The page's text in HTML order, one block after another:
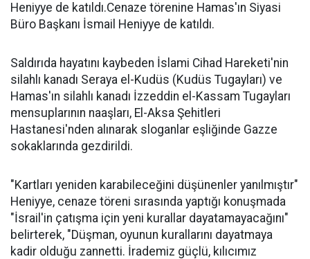
Heniyye de katıldı.Cenaze törenine Hamas'ın Siyasi
Büro Başkanı İsmail Heniyye de katıldı.
Saldırıda hayatını kaybeden İslami Cihad Hareketi'nin
silahlı kanadı Seraya el-Kudüs (Kudüs Tugayları) ve
Hamas'ın silahlı kanadı İzzeddin el-Kassam Tugayları
mensuplarının naaşları, El-Aksa Şehitleri
Hastanesi'nden alınarak sloganlar eşliğinde Gazze
sokaklarında gezdirildi.
"Kartları yeniden karabileceğini düşünenler yanılmıştır"
Heniyye, cenaze töreni sırasında yaptığı konuşmada
"İsrail'in çatışma için yeni kurallar dayatamayacağını"
belirterek, "Düşman, oyunun kurallarını dayatmaya
kadir olduğu zannetti. İrademiz güçlü, kılıcımız